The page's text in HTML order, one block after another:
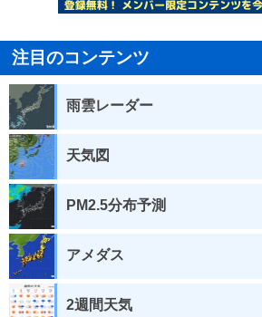
注目のコンテンツ
雨雲レーダー
天気図
PM2.5分布予測
アメダス
2週間天気